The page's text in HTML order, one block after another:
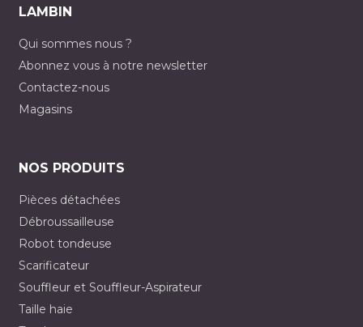
LAMBIN
Qui sommes nous ?
Abonnez vous à notre newsletter
Contactez-nous
Magasins
NOS PRODUITS
Pièces détachées
Débroussailleuse
Robot tondeuse
Scarificateur
Souffleur et Souffleur-Aspirateur
Taille haie